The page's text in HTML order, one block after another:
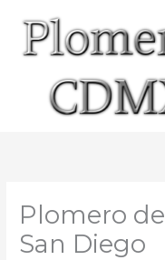
contenido
Plomero
San Diego